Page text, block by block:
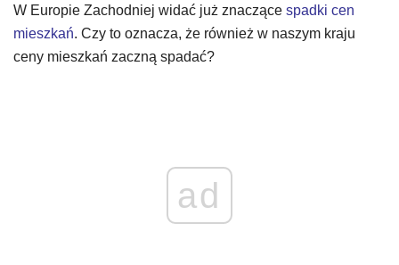
W Europie Zachodniej widać już znaczące spadki cen
mieszkań. Czy to oznacza, że również w naszym kraju
ceny mieszkań zaczną spadać?
ad